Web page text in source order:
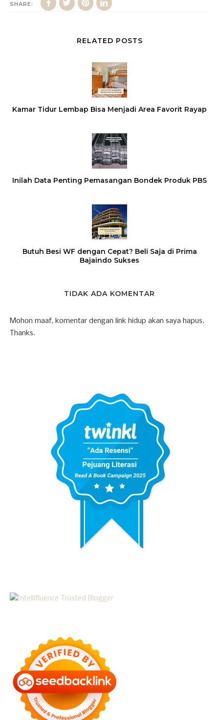
SHARE:
RELATED POSTS
Kamar Tidur Lembap Bisa Menjadi Area Favorit Rayap
Inilah Data Penting Pemasangan Bondek Produk PBS
Butuh Besi WF dengan Cepat? Beli Saja di Prima
Bajaindo Sukses
TIDAK ADA KOMENTAR
Mohon maaf, komentar dengan link hidup akan saya hapus.
Thanks.